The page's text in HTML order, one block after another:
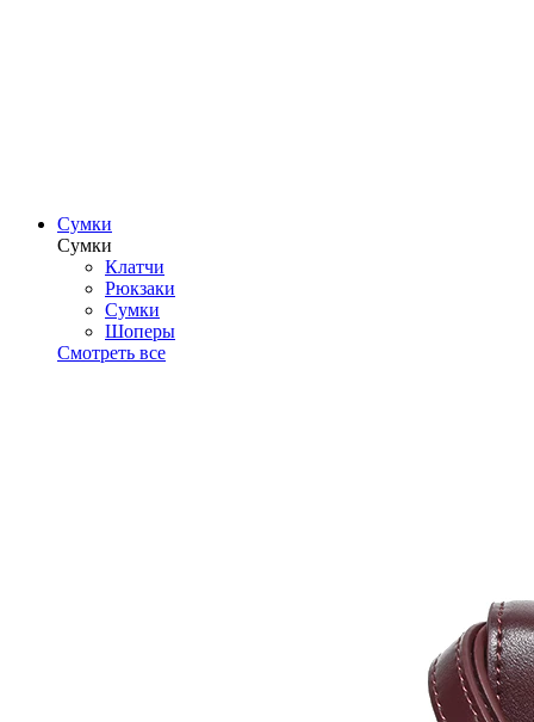
Сумки
Сумки
Клатчи
Рюкзаки
Сумки
Шоперы
Смотреть все